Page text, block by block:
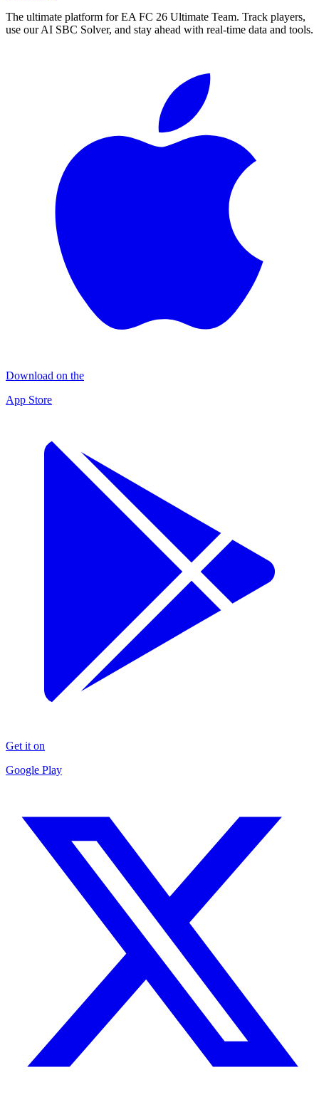
The ultimate platform for EA FC 26 Ultimate Team. Track players,
use our AI SBC Solver, and stay ahead with real-time data and tools.
Download on the
App Store
Get it on
Google Play